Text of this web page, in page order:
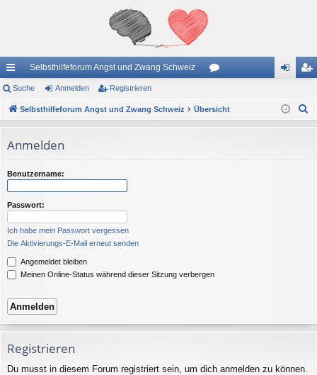
ch
ne
ug
riff
Selbsthilfeforum Angst und Zwang Schweiz
en m ist
Suche Anmelden Registrieren
Selbsthilfeforum Angst und Zwang Schweiz Übersicht
Anmelden
Benutzername:
Passwort:
Ich habe mein Passwort vergessen
Die Aktivierungs-E-Mail erneut senden
Angemeldet bleiben
Meinen Online-Status während dieser Sitzung verbergen
Registrieren
Du musst in diesem Forum registriert sein, um dich anmelden zu können.